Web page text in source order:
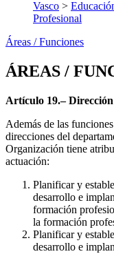
Vasco >
Profesional
Áreas / Funciones
ÁREAS /
Artículo 19.–
Además de las
direcciones del
Organización tiene
actuación:
Planificar y
desarrollo e
formación
la formación
Planificar y
desarrollo e